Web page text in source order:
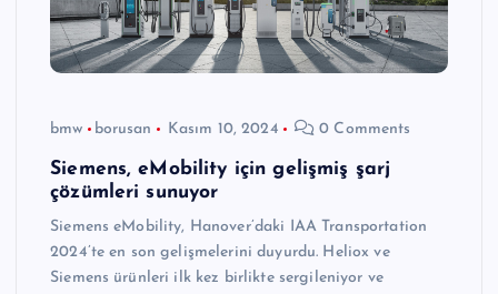
bmw borusan Kasım 10, 2024 0 Comments
Siemens, eMobility için gelişmiş şarj
çözümleri sunuyor
Siemens eMobility, Hanover’daki IAA Transportation
2024’te en son gelişmelerini duyurdu. Heliox ve
Siemens ürünleri ilk kez birlikte sergileniyor ve